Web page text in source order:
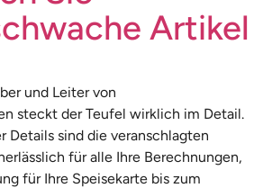
Artikel
und Leiter von
steckt der Teufel wirklich im Detail.
Details sind die veranschlagten
für alle Ihre Berechnungen,
für Ihre Speisekarte bis zum